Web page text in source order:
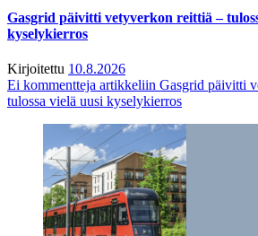
Gasgrid päivitti vetyverkon reittiä –
kyselykierros
Kirjoitettu 10.8.2026
Ei kommentteja artikkeliin Gasgrid päivitti
tulossa vielä uusi kyselykierros